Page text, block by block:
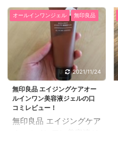
手入れはなかなかできな
かったため、乾燥で肌が
荒れて悲惨な状態に。 ふ
と鏡を見ると、ほうれい
線も前からできてはいた
けど、なんだか線がくっ
きりと深くなってきたよ
うな。 さすがに「これで
はまずい」と思い ...
敏感肌 小さいころからア
トピー体質で、大人にな
ってアトピーは良くなっ
てきたけど、肌は弱いま
までした。 普通の化粧水
などはもちろんのこと、
肌に優しいといわれる商
品を使っても、使い始め
てから数日はかゆみに悩
まされる日々でした。 そ
オールインワンジェル 無印良品
2021/11/24
無印良品 エイジングケアオー
ルインワン美容液ジェルの口
コミレビュー！
無印良品 エイジングケア